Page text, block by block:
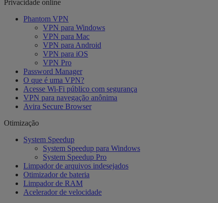
Privacidade online
Phantom VPN
VPN para Windows
VPN para Mac
VPN para Android
VPN para iOS
VPN Pro
Password Manager
O que é uma VPN?
Acesse Wi-Fi público com segurança
VPN para navegação anônima
Avira Secure Browser
Otimização
System Speedup
System Speedup para Windows
System Speedup Pro
Limpador de arquivos indesejados
Otimizador de bateria
Limpador de RAM
Acelerador de velocidade